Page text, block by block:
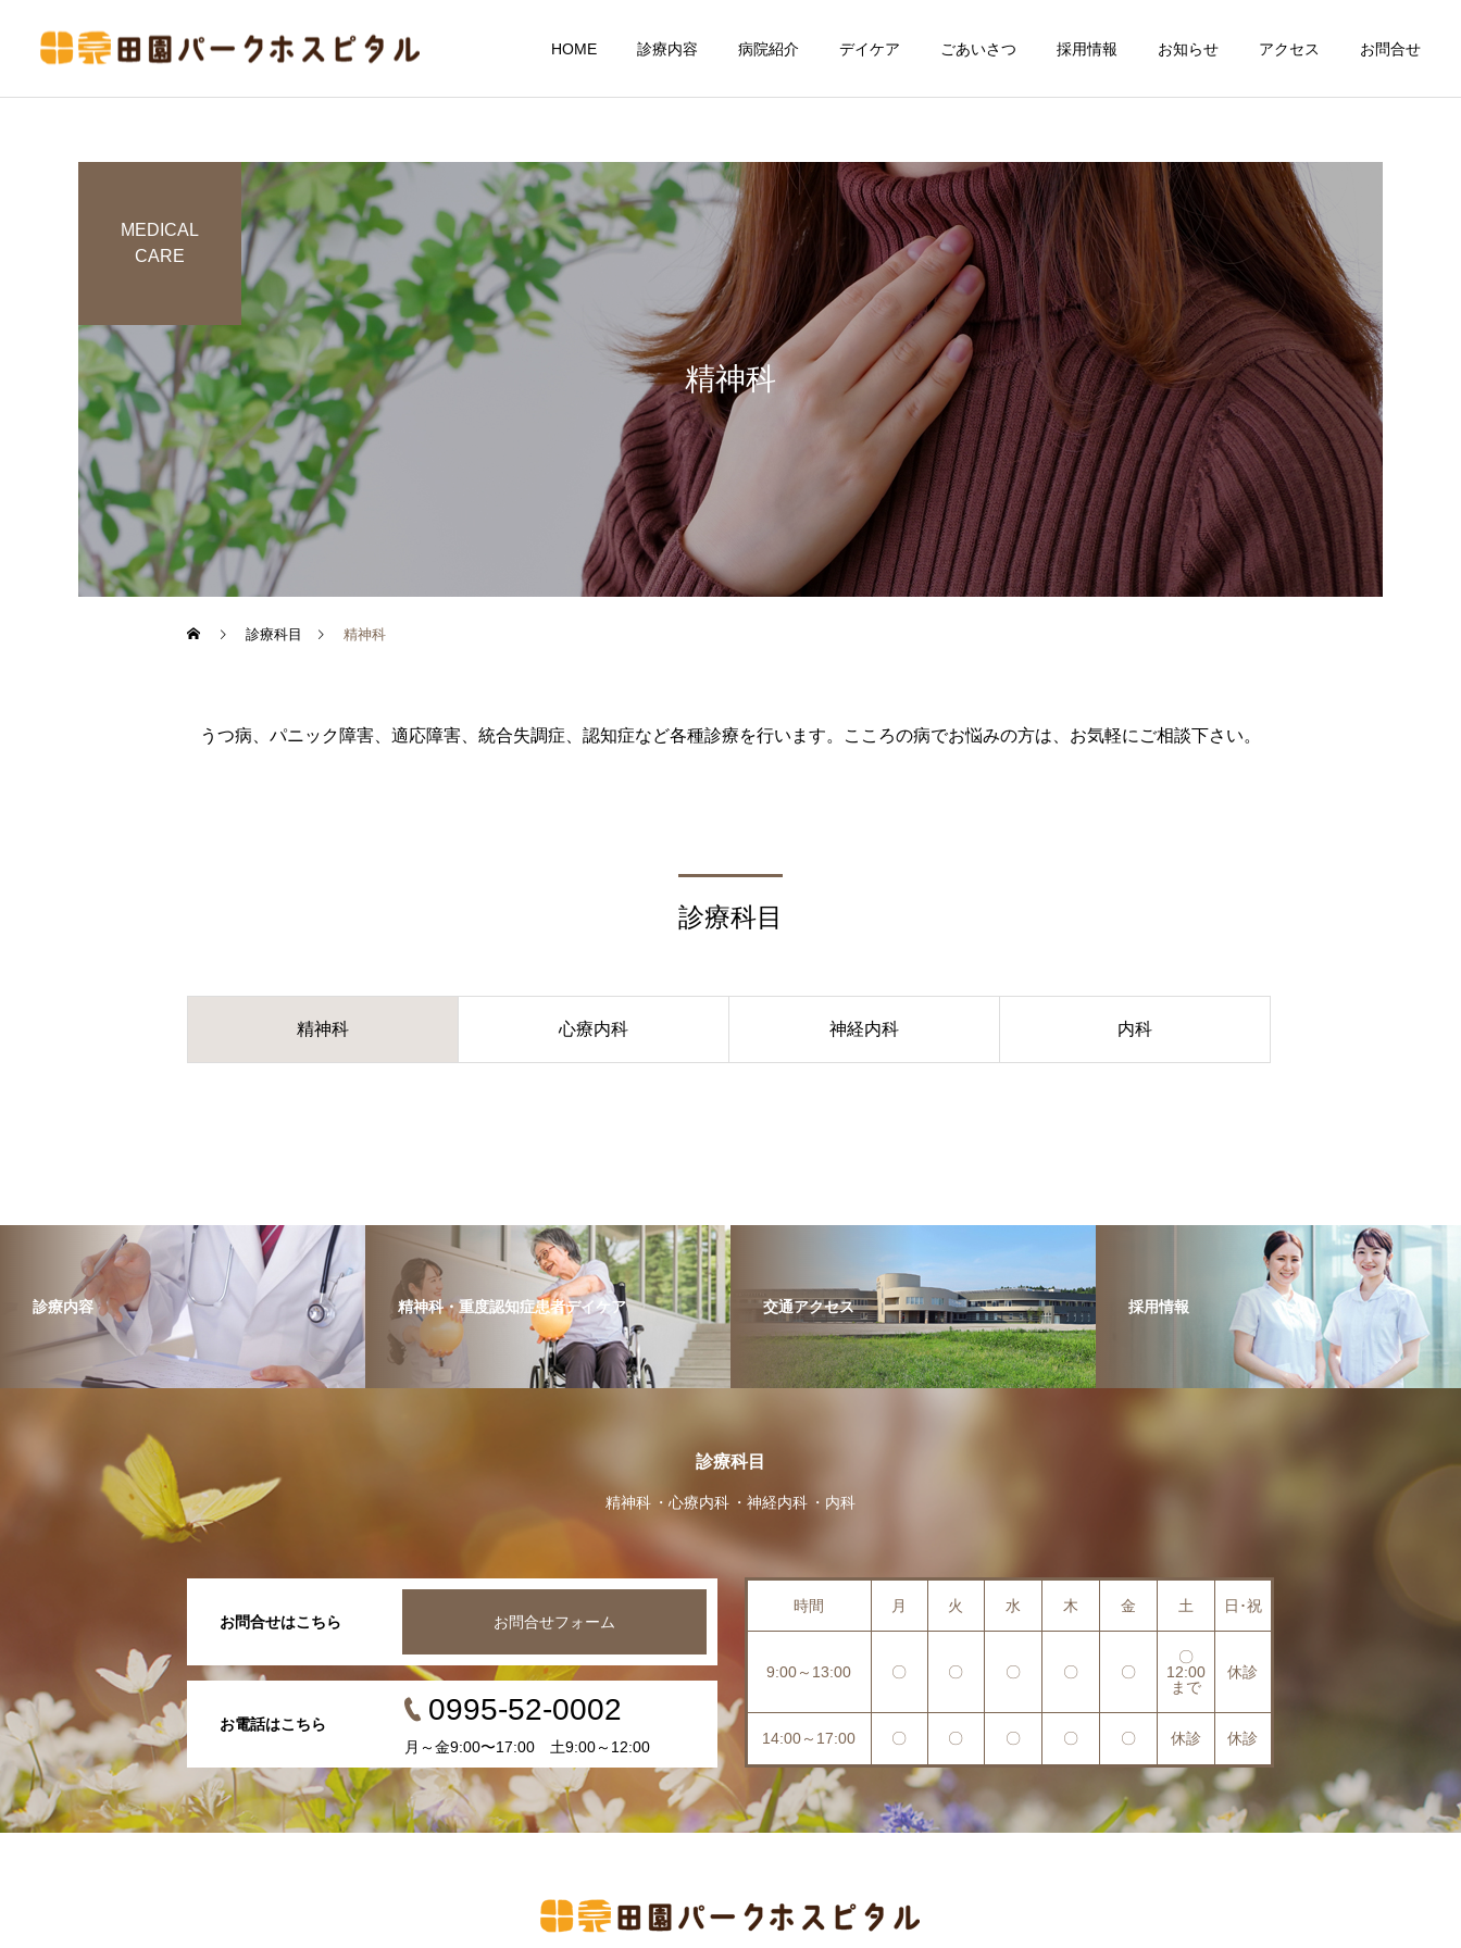
HOME 診療内容 病院紹介 デイケア ごあいさつ 採用情報 お知らせ アクセス お問合せ
精神科
MEDICAL
CARE
診療科目 精神科
うつ病、パニック障害、適応障害、統合失調症、認知症など各種診療を行います。こころの病でお悩みの方は、お気軽にご相談下さい。
診療科目
精神科 心療内科 神経内科 内科
診療内容 精神科・重度認知症患者デイケア 交通アクセス 採用情報
診療科目
精神科 心療内科 神経内科 内科
お問合せはこちら お問合せフォーム
お電話はこちら 0995-52-0002
月～金9:00〜17:00 土9:00～12:00
時間 月 火 水 木 金 土 日･祝
9:00～13:00 〇 〇 〇 〇 〇
〇
12:00
まで
休診
14:00～17:00 〇 〇 〇 〇 〇 休診 休診